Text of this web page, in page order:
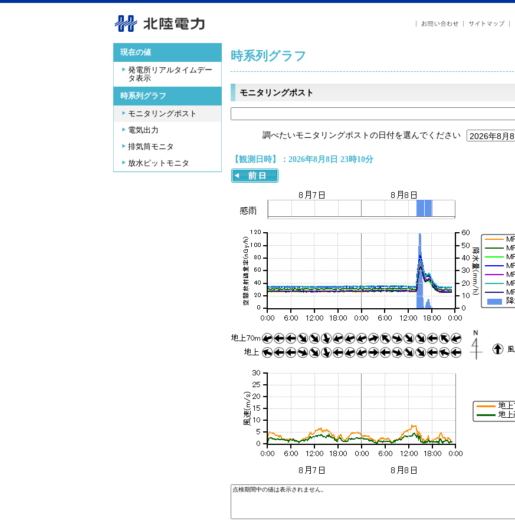
現在の値
発電所リアルタイムデー
タ表示
時系列グラフ
モニタリングポスト
電気出力
排気筒モニタ
放水ピットモニタ
時系列グラフ
モニタリングポスト
調べたいモニタリングポストの日付を選んでください
【観測日時】：2026年8月8日 23時10分